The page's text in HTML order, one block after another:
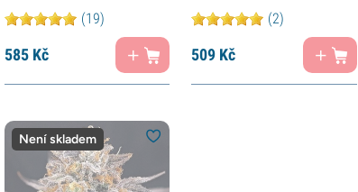
(19)
585 Kč
(2)
509 Kč
Není skladem